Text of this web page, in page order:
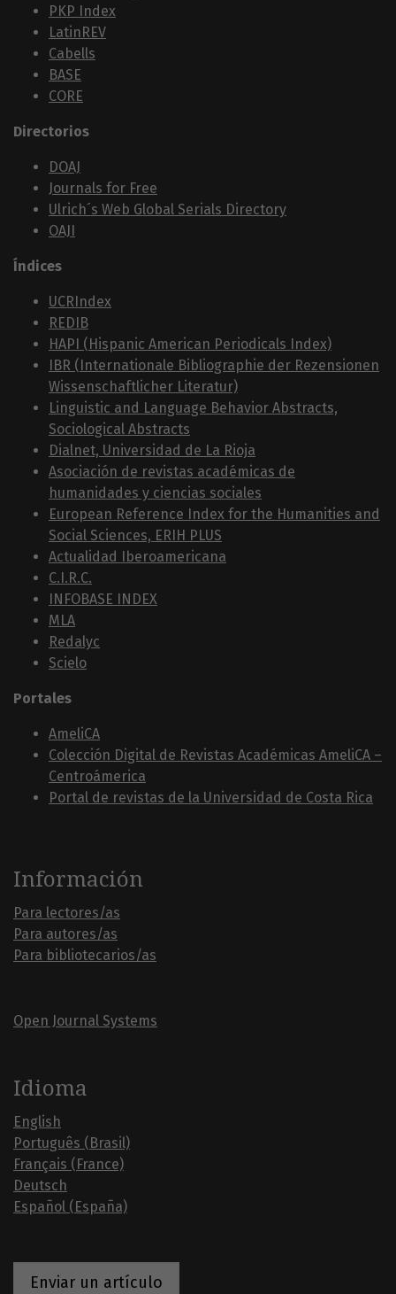
PKP Index
LatinREV
Cabells
BASE
CORE
Directorios
DOAJ
Journals for Free
Ulrich´s Web Global Serials Directory
OAJI
Índices
UCRIndex
REDIB
HAPI (Hispanic American Periodicals Index)
IBR (Internationale Bibliographie der Rezensionen
Wissenschaftlicher Literatur)
Linguistic and Language Behavior Abstracts,
Sociological Abstracts
Dialnet, Universidad de La Rioja
Asociación de revistas académicas de
humanidades y ciencias sociales
European Reference Index for the Humanities and
Social Sciences, ERIH PLUS
Actualidad Iberoamericana
C.I.R.C.
INFOBASE INDEX
MLA
Redalyc
Scielo
Portales
AmeliCA
Colección Digital de Revistas Académicas AmeliCA –
Centroámerica
Portal de revistas de la Universidad de Costa Rica
Información
Para lectores/as
Para autores/as
Para bibliotecarios/as
Open Journal Systems
Idioma
English
Português (Brasil)
Français (France)
Deutsch
Español (España)
Enviar un artículo